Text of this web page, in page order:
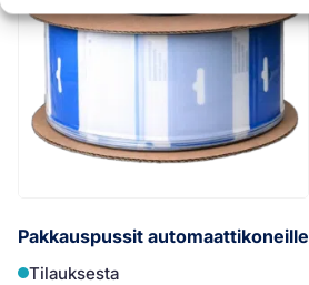
Pakkauspussit automaattikoneille
Tilauksesta